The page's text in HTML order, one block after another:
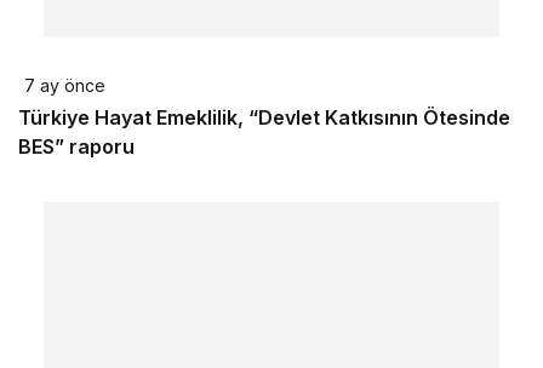
7 ay önce
Türkiye Hayat Emeklilik, “Devlet Katkısının Ötesinde
BES” raporu